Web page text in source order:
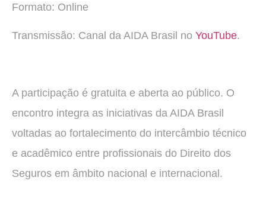
Formato: Online
Transmissão: Canal da AIDA Brasil no YouTube.
A participação é gratuita e aberta ao público. O
encontro integra as iniciativas da AIDA Brasil
voltadas ao fortalecimento do intercâmbio técnico
e acadêmico entre profissionais do Direito dos
Seguros em âmbito nacional e internacional.